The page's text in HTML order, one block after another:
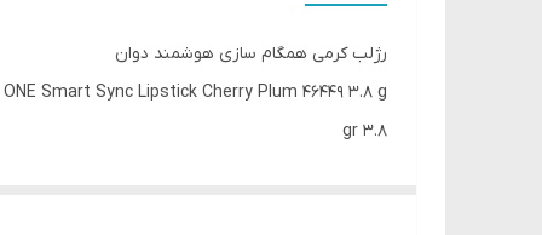
رژلب کرمی همگام سازی هوشمند دوان
ONE Smart Sync Lipstick Cherry Plum 46449 3.8 g
3.8 gr